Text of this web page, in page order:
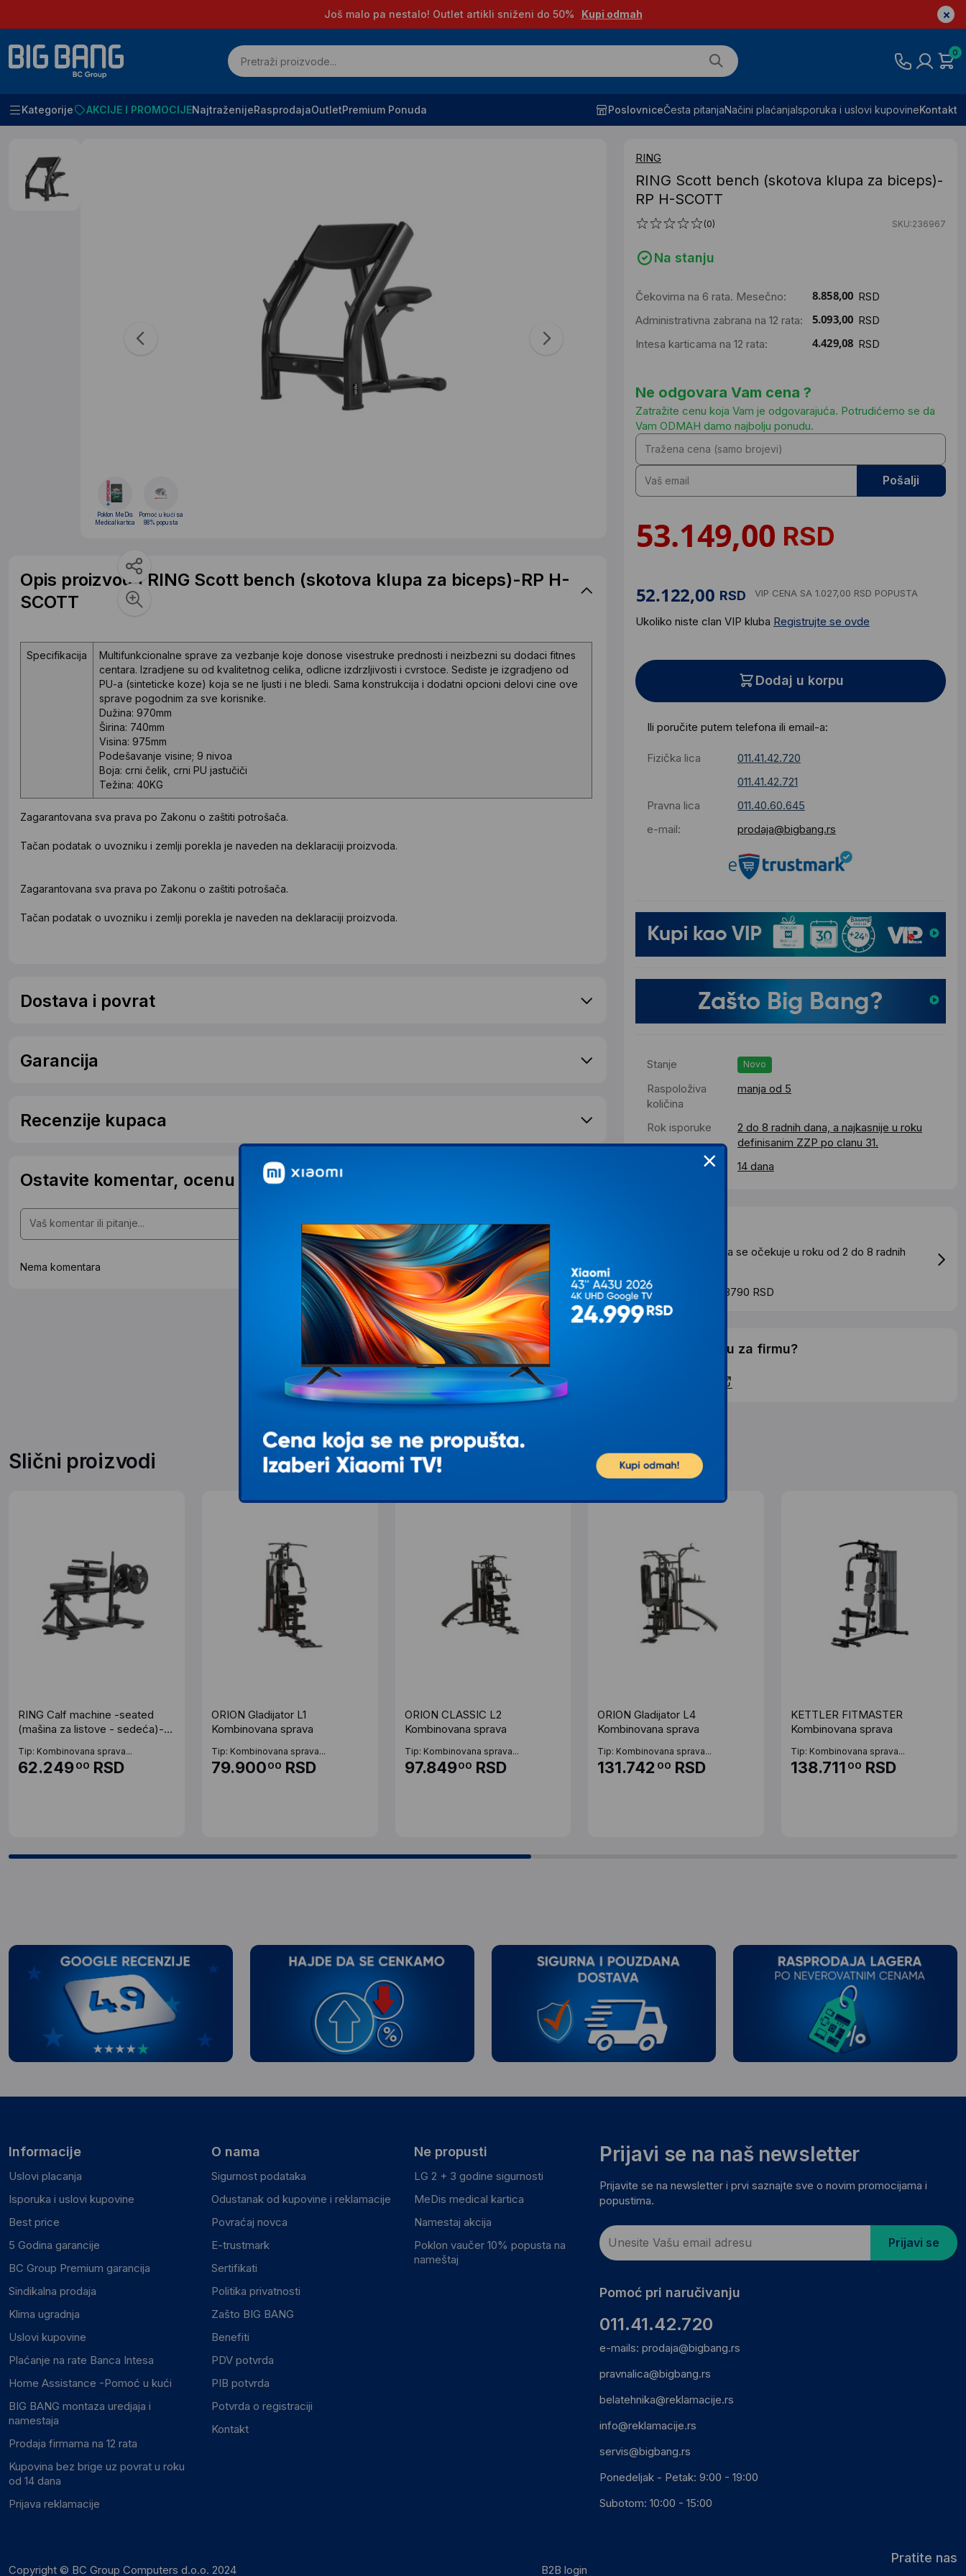
Još malo pa nestalo! Outlet artikli sniženi do 50% Kupi odmah
0
Kategorije AKCIJE I PROMOCIJENajtraženijeRasprodajaOutletPremium Ponuda PoslovniceČesta pitanjaNačini plaćanjaIsporuka i uslovi kupovineKontakt
Početna Sport i rekreacija Gladijatori
RING
RING Scott bench (skotova klupa za biceps)-
RP H-SCOTT
(0) SKU:236967
Na stanju
Čekovima na 6 rata. Mesečno:
RSD
Administrativna zabrana na 12 rata:
RSD
Intesa karticama na 12 rata:
RSD
Ne odgovara Vam cena ?
Zatražite cenu koja Vam je odgovarajuća. Potrudićemo se da
Vam ODMAH damo najbolju ponudu.
Pošalji
RSD
RSD VIP CENA SA 1.027,00 RSD POPUSTA
Ukoliko niste clan VIP kluba Registrujte se ovde
Dodaj u korpu
Ili poručite putem telefona ili email-a:
Fizička lica
011.41.42.720
011.41.42.721
Pravna lica
011.40.60.645
e-mail:
prodaja@bigbang.rs
Stanje Novo
Raspoloživa
količina
manja od 5
Rok isporuke
2 do 8 radnih dana, a najkasnije u roku
definisanim ZZP po clanu 31.
Pravo povrata
14 dana
Standardna dostava se očekuje u roku od 2 do 8 radnih
Troskovi dostave 3790 RSD
Želite li ponudu za firmu?
Poklon MeDis
Medical kartica
Pomoć u kući sa
88% popusta
Opis proizvoda RING Scott bench (skotova klupa za biceps)-RP H-
SCOTT
Specifikacija
Multifunkcionalne sprave za vezbanje koje donose visestruke prednosti i neizbezni su dodaci fitnes
centara. Izradjene su od kvalitetnog celika, odlicne izdrzljivosti i cvrstoce. Sediste je izgradjeno od
PU-a (sinteticke koze) koja se ne ljusti i ne bledi. Sama konstrukcija i dodatni opcioni delovi cine ove
sprave pogodnim za sve korisnike.
Dužina: 970mm
Širina: 740mm
Visina: 975mm
Podešavanje visine; 9 nivoa
Boja: crni čelik, crni PU jastučiči
Težina: 40KG
Zagarantovana sva prava po Zakonu o zaštiti potrošača.
Tačan podatak o uvozniku i zemlji porekla je naveden na deklaraciji proizvoda.
Zagarantovana sva prava po Zakonu o zaštiti potrošača.
Tačan podatak o uvozniku i zemlji porekla je naveden na deklaraciji proizvoda.
Dostava i povrat
Garancija
Recenzije kupaca
Ostavite komentar, ocenu ili postavite pitanje
Nema komentara
Slični proizvodi
RING Calf machine -seated
(mašina za listove - sedeća)-
Tip: Kombinovana sprava...
62.24900 RSD
ORION Gladijator L1
Kombinovana sprava
Tip: Kombinovana sprava...
79.90000 RSD
ORION CLASSIC L2
Kombinovana sprava
Tip: Kombinovana sprava...
97.84900 RSD
ORION Gladijator L4
Kombinovana sprava
Tip: Kombinovana sprava...
131.742 00 RSD
KETTLER FITMASTER
Kombinovana sprava
Tip: Kombinovana sprava...
138.711 00 RSD
Informacije
Uslovi placanja
Isporuka i uslovi kupovine
Best price
5 Godina garancije
BC Group Premium garancija
Sindikalna prodaja
Klima ugradnja
Uslovi kupovine
Plaćanje na rate Banca Intesa
Home Assistance -Pomoć u kući
BIG BANG montaza uredjaja i
namestaja
Prodaja firmama na 12 rata
Kupovina bez brige uz povrat u roku
od 14 dana
Prijava reklamacije
O nama
Sigurnost podataka
Odustanak od kupovine i reklamacije
Povraćaj novca
E-trustmark
Sertifikati
Politika privatnosti
Zašto BIG BANG
Benefiti
PDV potvrda
PIB potvrda
Potvrda o registraciji
Kontakt
Ne propusti
LG 2 + 3 godine sigurnosti
MeDis medical kartica
Namestaj akcija
Poklon vaučer 10% popusta na
nameštaj
Prijavi se na naš newsletter
Prijavite se na newsletter i prvi saznajte sve o novim promocijama i
popustima.
Prijavi se
Pomoć pri naručivanju
011.41.42.720
e-mails: prodaja@bigbang.rs
pravnalica@bigbang.rs
belatehnika@reklamacije.rs
info@reklamacije.rs
servis@bigbang.rs
Ponedeljak - Petak: 9:00 - 19:00
Subotom: 10:00 - 15:00
Copyright © BC Group Computers d.o.o. 2024 B2B login
Pratite nas